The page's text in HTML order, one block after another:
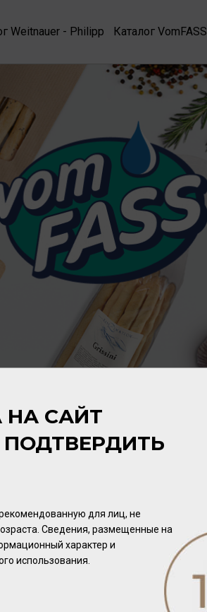
Weitnauer - Philipp Каталог VomFASS
НА САЙТ
для лиц, не
Сведения, размещенные на
характер и
использования.